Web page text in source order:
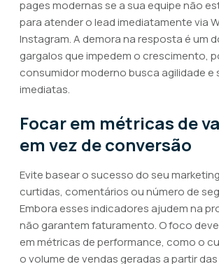
pages modernas se a sua equipe não
para atender o lead imediatamente via
Instagram. A demora na resposta é um
gargalos que impedem o crescimento,
consumidor moderno busca agilidade e
imediatas.
Focar em métricas de
em vez de conversão
Evite basear o sucesso do seu
curtidas, comentários ou número de
Embora esses indicadores ajudem na
não garantem faturamento. O foco
em métricas de performance, como o
o volume de vendas geradas a partir